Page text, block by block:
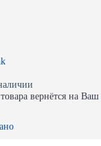
вернётся на Ваш